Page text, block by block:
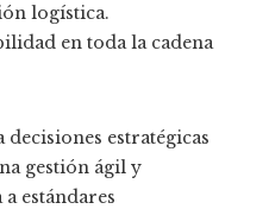
logística.
en toda la cadena
estratégicas
gestión ágil y
estándares